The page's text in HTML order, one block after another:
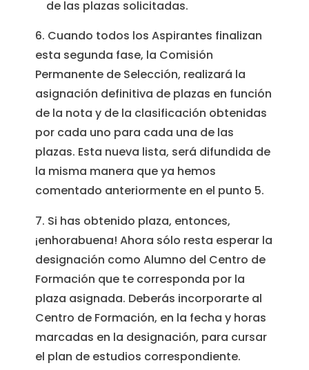
de las plazas solicitadas.
6. Cuando todos los Aspirantes finalizan
esta segunda fase, la Comisión
Permanente de Selección, realizará la
asignación definitiva de plazas en función
de la nota y de la clasificación obtenidas
por cada uno para cada una de las
plazas. Esta nueva lista, será difundida de
la misma manera que ya hemos
comentado anteriormente en el punto 5.
7. Si has obtenido plaza, entonces,
¡enhorabuena! Ahora sólo resta esperar la
designación como Alumno del Centro de
Formación que te corresponda por la
plaza asignada. Deberás incorporarte al
Centro de Formación, en la fecha y horas
marcadas en la designación, para cursar
el plan de estudios correspondiente.